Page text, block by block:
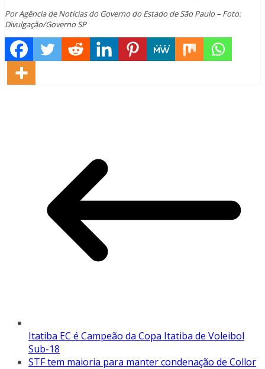
Por Agência de Notícias do Governo do Estado de São Paulo – Foto:
Divulgação/Governo SP
Itatiba EC é Campeão da Copa Itatiba de Voleibol
Sub-18
STF tem maioria para manter condenação de Collor